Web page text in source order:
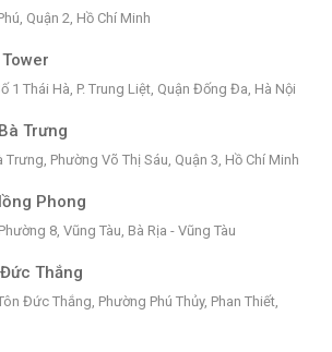
Quận 2, Hồ Chí Minh
1 Thái Hà, P. Trung Liệt, Quận Đống Đa, Hà Nội
Trưng
Trưng, Phường Võ Thị Sáu, Quận 3, Hồ Chí Minh
Phong
8, Vũng Tàu, Bà Rịa - Vũng Tàu
Thắng
Đức Thắng, Phường Phú Thủy, Phan Thiết,